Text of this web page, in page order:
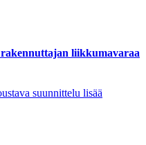
liikkumavaraa
suunnittelu lisää